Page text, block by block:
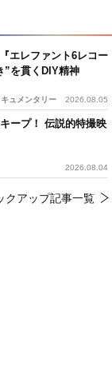
エレファント6レコー
”を貫くDIY精神
ュメンタリー 2026.08.05
ープ！ 伝説的特撮映
2026.08.04
クアップ記事一覧